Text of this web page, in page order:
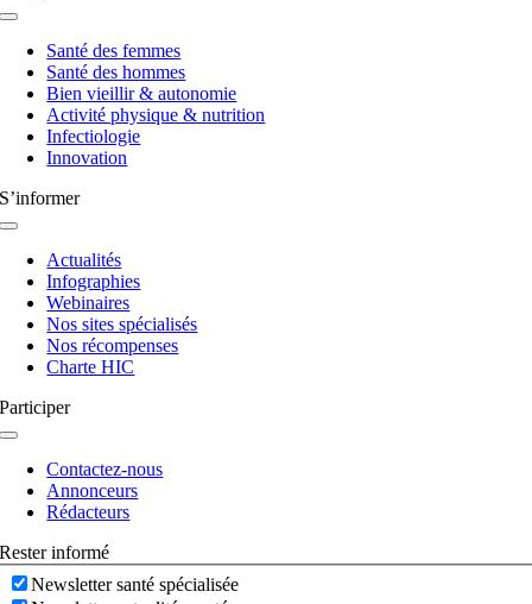
Navigation
basculeSanté des femmes
Santé des hommes
Bien vieillir & autonomie
Activité physique & nutrition
Infectiologie
Innovation
S’informer
Navigation
basculeActualités
Infographies
Webinaires
Nos sites spécialisés
Nos récompenses
Charte HIC
Participer
Navigation
basculeContactez-nous
Annonceurs
Rédacteurs
Rester informé
Newsletter santé spécialisée